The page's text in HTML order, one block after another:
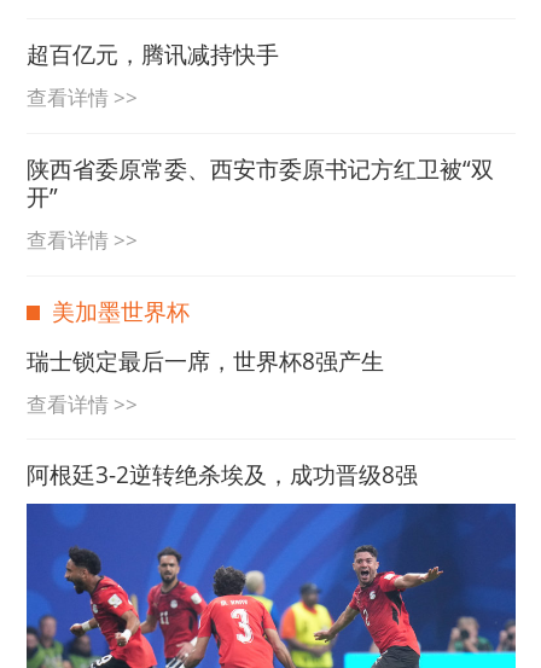
超百亿元，腾讯减持快手
查看详情 >>
陕西省委原常委、西安市委原书记方红卫被“双
开”
查看详情 >>
美加墨世界杯
瑞士锁定最后一席，世界杯8强产生
查看详情 >>
阿根廷3-2逆转绝杀埃及，成功晋级8强